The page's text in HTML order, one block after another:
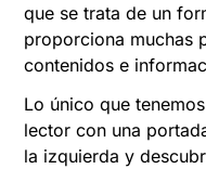
que se trata de un
proporciona muchas
contenidos e
Lo único que
lector con una
la izquierda y